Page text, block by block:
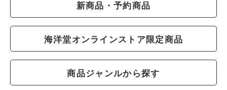
新商品・予約商品
海洋堂オンラインストア限定商品
商品ジャンルから探す